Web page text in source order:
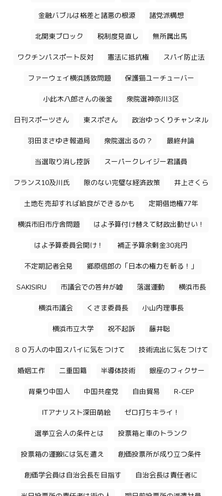
金融バブルは格差と諸悪の根源 諸党派構想
北関東ブロック 税制度見直し 無所属出馬
ワクチンパスポート反対 憲法に抵抗権 スパイ防止法
ファーウェイ横浜誘致問題 保護猫ユーチューバー
小此木八郎さんの後釜 衆院選神奈川3区
日刊スポーツさん 東スポさん 政治ゆっくりチャンネル
羽田まさゆき報道局 衆院選出るの？ 最終弁論
当選取り消し控訴 スーパークレイジー君議員
フランス10及川氏 隙のない完璧な経済政策 井上さくら
土地を売却すれば給食ができるかも 定期借地権77年
横浜市旧市庁舎問題 はよ予算付け替えて財政出動せい！
はよ予算委員会開け！ 補正予算余剰金30兆円
不定期記者会見 郷原信郎の「日本の権力を斬る！」
SAKISIRU 市議会での答弁が嘘 落選運動 横浜市長
横浜市議会 くさま委員長 小山内理事長
横浜市立大学 祝不起訴 藤井聡
８０万人の中国スパイに気をつけて 技術流出に気をつけて
婚姻工作 二重国籍 半導体技術 銀座のフィクサー
背乗り中国人 中国共産党 自由貿易 R-CEP
ITアナリスト深田萌絵 ゼロ打ちキライ！
選挙立会人の条件とは 投票箱と車のトランク
投票箱の運搬には気を遣え 創価投票所が成り立つ条件
創価学会員は自治会長を目指す 自治会長は責任者に